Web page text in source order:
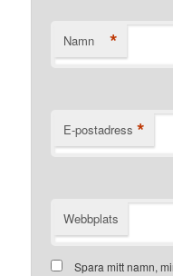
Namn *
E-postadress *
Webbplats
Spara mitt namn,